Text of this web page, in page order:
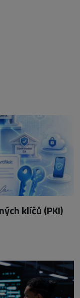
klíčů (PKI)